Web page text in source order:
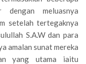
meluasnya
setelah tertegaknya
S.A.W dan para
amalan sunat mereka
yang utama iaitu